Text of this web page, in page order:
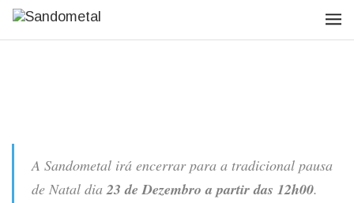
A Sandometal irá encerrar para a tradicional pausa
de Natal dia23 de Dezembro a partir das 12h00.